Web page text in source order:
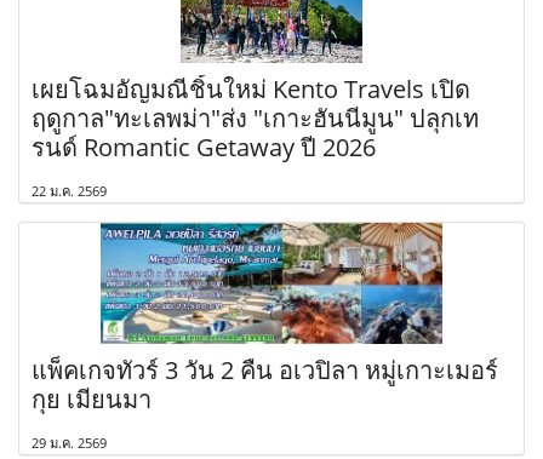
เผยโฉมอัญมณีชิ้นใหม่ Kento Travels เปิด
ฤดูกาล"ทะเลพม่า"ส่ง "เกาะฮันนีมูน" ปลุกเท
รนด์ Romantic Getaway ปี 2026
22 ม.ค. 2569
แพ็คเกจทัวร์ 3 วัน 2 คืน อเวปิลา หมู่เกาะเมอร์
กุย เมียนมา
29 ม.ค. 2569